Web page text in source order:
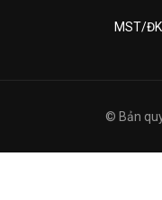
MST/
© Bản